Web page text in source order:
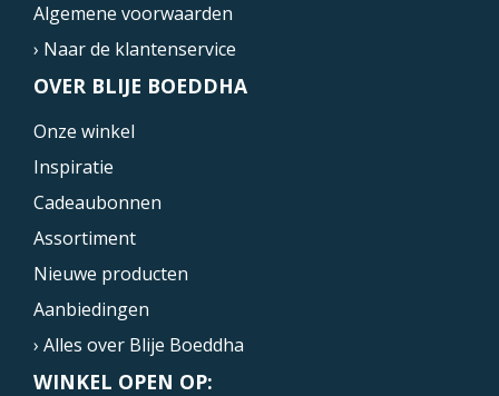
Algemene voorwaarden
› Naar de klantenservice
OVER BLIJE BOEDDHA
Onze winkel
Inspiratie
Cadeaubonnen
Assortiment
Nieuwe producten
Aanbiedingen
› Alles over Blije Boeddha
WINKEL OPEN OP: